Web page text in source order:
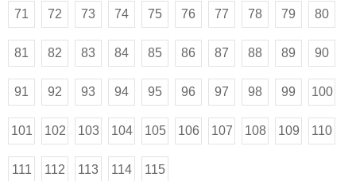
71 72 73 74 75 76 77 78 79 80
81 82 83 84 85 86 87 88 89 90
91 92 93 94 95 96 97 98 99 100
101 102 103 104 105 106 107 108 109 110
111 112 113 114 115